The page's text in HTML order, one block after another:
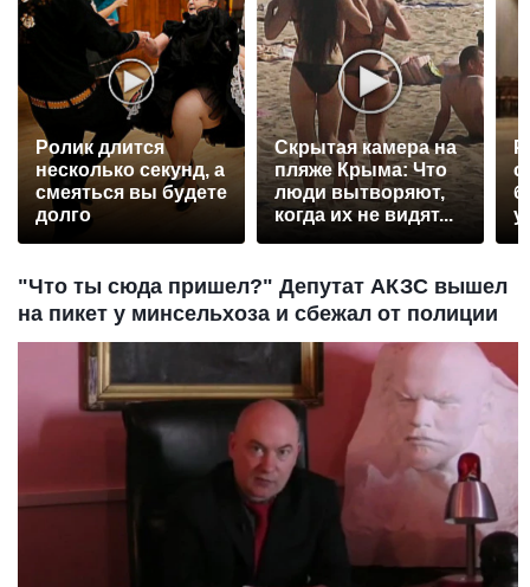
Ролик длится
несколько секунд, а
смеяться вы будете
долго
Скрытая камера на
пляже Крыма: Что
люди вытворяют,
когда их не видят...
"Что ты сюда пришел?" Депутат АКЗС вышел
на пикет у минсельхоза и сбежал от полиции